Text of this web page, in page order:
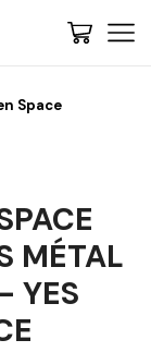
Space
MÉTAL
YES